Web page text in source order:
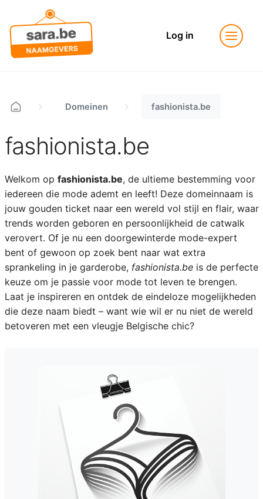
Log in
Domeinen fashionista.be
fashionista.be
Welkom op fashionista.be, de ultieme bestemming voor
iedereen die mode ademt en leeft! Deze domeinnaam is
jouw gouden ticket naar een wereld vol stijl en flair, waar
trends worden geboren en persoonlijkheid de catwalk
verovert. Of je nu een doorgewinterde mode-expert
bent of gewoon op zoek bent naar wat extra
sprankeling in je garderobe, fashionista.beis de perfecte
keuze om je passie voor mode tot leven te brengen.
Laat je inspireren en ontdek de eindeloze mogelijkheden
die deze naam biedt – want wie wil er nu niet de wereld
betoveren met een vleugje Belgische chic?